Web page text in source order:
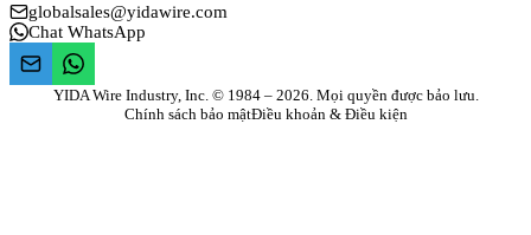
globalsales@yidawire.com
Chat WhatsApp
YIDA Wire Industry, Inc. © 1984 – 2026. Mọi quyền được bảo lưu.
Chính sách bảo mậtĐiều khoản & Điều kiện